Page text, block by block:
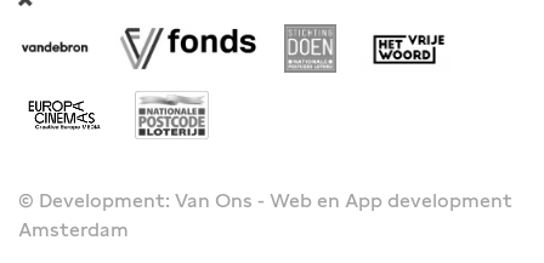
© Development: Van Ons - Web en App development
Amsterdam